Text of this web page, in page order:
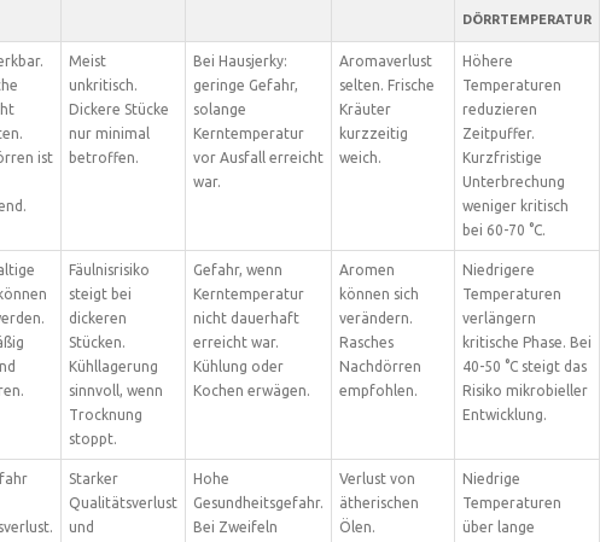
DÖRRTEMPERATUR
ist
Meist
unkritisch.
Dickere Stücke
nur minimal
betroffen.
Bei Hausjerky:
geringe Gefahr,
solange
Kerntemperatur
vor Ausfall erreicht
war.
Aromaverlust
selten. Frische
Kräuter
kurzzeitig
weich.
Höhere
Temperaturen
reduzieren
Zeitpuffer.
Kurzfristige
Unterbrechung
weniger kritisch
bei 60-70 °C.
Fäulnisrisiko
steigt bei
dickeren
Stücken.
Kühllagerung
sinnvoll, wenn
Trocknung
stoppt.
Gefahr, wenn
Kerntemperatur
nicht dauerhaft
erreicht war.
Kühlung oder
Kochen erwägen.
Aromen
können sich
verändern.
Rasches
Nachdörren
empfohlen.
Niedrigere
Temperaturen
verlängern
kritische Phase. Bei
40-50 °C steigt das
Risiko mikrobieller
Entwicklung.
Starker
Qualitätsverlust
und
Hohe
Gesundheitsgefahr.
Bei Zweifeln
Verlust von
ätherischen
Ölen.
Niedrige
Temperaturen
über lange